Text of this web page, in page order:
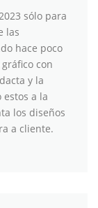
sólo para
las
hace poco
con
y la
a la
los diseños
a cliente.